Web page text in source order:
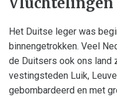
Het Duitse leger was
binnengetrokken. Veel
de Duitsers ook ons land
vestingsteden Luik,
gebombardeerd en met